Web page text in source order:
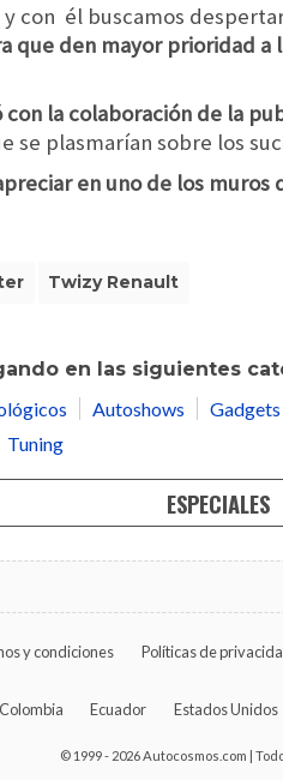
con él buscamos
que den mayor prioridad
la colaboración de la
se plasmarían sobre los
en uno de los muros
Twizy Renault
en las siguientes
Autoshows Gadgets
Tuning
ESPECIALES
y condiciones Políticas de
Colombia Ecuador Estados Unidos
© 1999 - 2026 Autocosmos.com |